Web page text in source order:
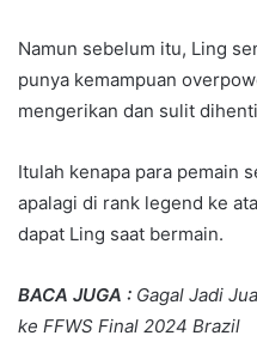
Namun sebelum itu, Ling
punya kemampuan
mengerikan dan sulit
Itulah kenapa para pemain
apalagi di rank legend ke
dapat Ling saat bermain.
BACA JUGA : Gagal Jadi
ke FFWS Final 2024 Brazil